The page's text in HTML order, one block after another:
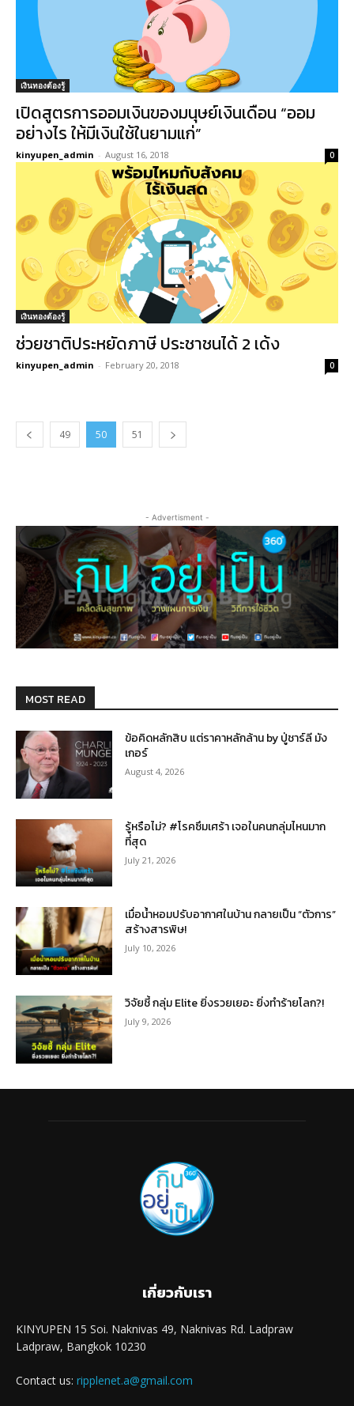
เงินทองต้องรู้
เปิดสูตรการออมเงินของมนุษย์เงินเดือน “ออม
อย่างไร ให้มีเงินใช้ในยามแก่”
kinyupen_admin - August 16, 2018 0
เงินทองต้องรู้
ช่วยชาติประหยัดภาษี ประชาชนได้ 2 เด้ง
kinyupen_admin - February 20, 2018 0
49 50 51
- Advertisment -
MOST READ
ข้อคิดหลักสิบ แต่ราคาหลักล้าน by ปู่ชาร์ลี มัง
เกอร์
August 4, 2026
รู้หรือไม่? #โรคซึมเศร้า เจอในคนกลุ่มไหนมาก
ที่สุด
July 21, 2026
เมื่อน้ำหอมปรับอากาศในบ้าน กลายเป็น “ตัวการ”
สร้างสารพิษ!
July 10, 2026
วิจัยชี้ กลุ่ม Elite ยิ่งรวยเยอะ ยิ่งทำร้ายโลก?!
July 9, 2026
เกี่ยวกับเรา
KINYUPEN 15 Soi. Naknivas 49, Naknivas Rd. Ladpraw
Ladpraw, Bangkok 10230
Contact us: ripplenet.a@gmail.com